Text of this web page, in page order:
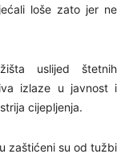
loše zato jer ne
uslijed štetnih
izlaze u javnost i
cijepljenja.
zaštićeni su od tužbi